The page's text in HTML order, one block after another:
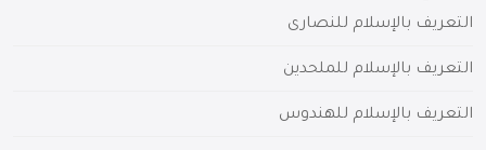
التعريف بالإسلام للنصارى
التعريف بالإسلام للملحدين
التعريف بالإسلام للهندوس